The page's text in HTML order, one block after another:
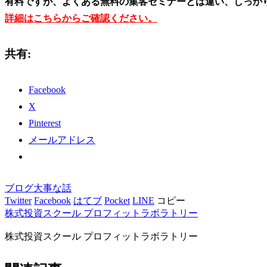
詳細はこちらからご確認ください。
共有:
Facebook
X
Pinterest
メールアドレス
ブログ大事な話
Twitter Facebook はてブ Pocket LINE コピー
株式投資スクール プロフィットラボラトリー
株式投資スクール プロフィットラボラトリー